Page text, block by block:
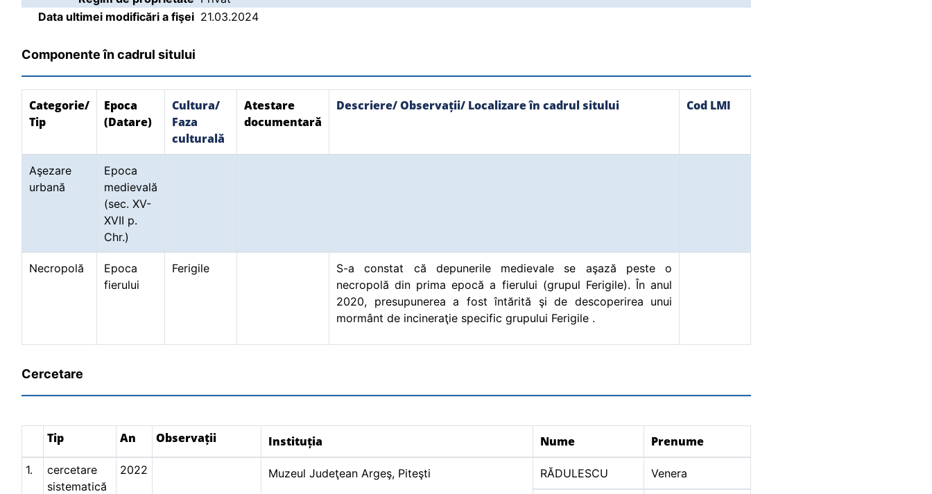
Data ultimei modificări a fişei 21.03.2024
Componente în cadrul sitului
Categorie/
Tip
Epoca
(Datare)
Cultura/
Faza
culturală
Atestare
documentară
Descriere/ Observații/ Localizare în cadrul sitului Cod LMI
Aşezare
urbană
Epoca
medievală
(sec. XV-
XVII p.
Chr.)
Necropolă
Epoca
fierului
Ferigile
S-a constat că depunerile medievale se aşază peste o
necropolă din prima epocă a fierului (grupul Ferigile). În anul
2020, presupunerea a fost întărită şi de descoperirea unui
mormânt de incineraţie specific grupului Ferigile .
Cercetare
Tip An Observații Instituția Nume Prenume
1.
cercetare
sistematică
2022 Muzeul Judeţean Argeş, Piteşti RĂDULESCU Venera